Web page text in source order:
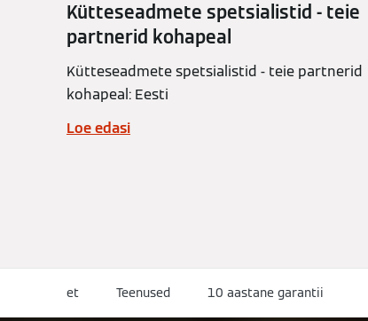
Kütteseadmete spetsialistid - teie
partnerid kohapeal
Kütteseadmete spetsialistid - teie partnerid
kohapeal: Eesti
Loe edasi
et Teenused 10 aastane garantii